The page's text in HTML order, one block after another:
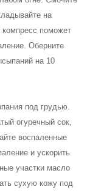
на
поможет
Оберните
на 10
под грудью.
огуречный сок,
воспаленные
и ускорить
участки масло
сухую кожу под